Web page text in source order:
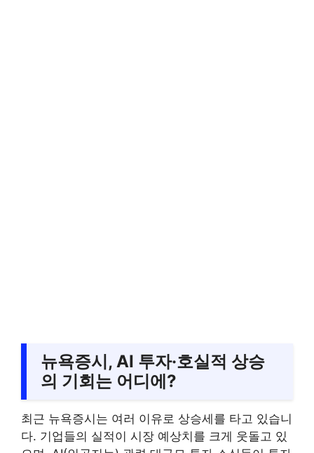
뉴욕증시, AI 투자·호실적 상승
의 기회는 어디에?
최근 뉴욕증시는 여러 이유로 상승세를 타고 있습니
다. 기업들의 실적이 시장 예상치를 크게 웃돌고 있